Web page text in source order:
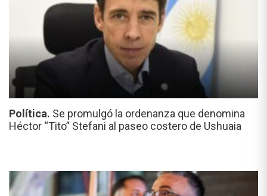
Política. Se promulgó la ordenanza que denomina
Héctor “Tito” Stefani al paseo costero de Ushuaia